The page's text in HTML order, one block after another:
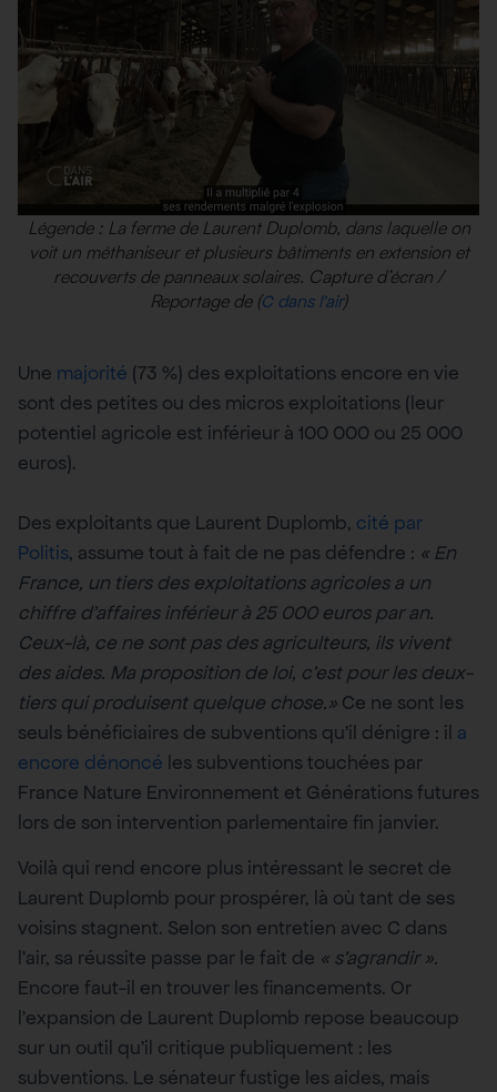
Légende : La ferme de Laurent Duplomb, dans laquelle on
voit un méthaniseur et plusieurs bâtiments en extension et
recouverts de panneaux solaires. Capture d’écran /
Reportage de (C dans l’air)
Une majorité (73 %) des exploitations encore en vie
sont des petites ou des micros exploitations (leur
potentiel agricole est inférieur à 100 000 ou 25 000
euros).
Des exploitants que Laurent Duplomb, cité par
Politis, assume tout à fait de ne pas défendre : « En
France, un tiers des exploitations agricoles a un
chiffre d’affaires inférieur à 25 000 euros par an.
Ceux-là, ce ne sont pas des agriculteurs, ils vivent
des aides. Ma proposition de loi, c’est pour les deux-
tiers qui produisent quelque chose.» Ce ne sont les
seuls bénéficiaires de subventions qu’il dénigre : il a
encore dénoncé les subventions touchées par
France Nature Environnement et Générations futures
lors de son intervention parlementaire fin janvier.
Voilà qui rend encore plus intéressant le secret de
Laurent Duplomb pour prospérer, là où tant de ses
voisins stagnent. Selon son entretien avec C dans
l’air, sa réussite passe par le fait de « s’agrandir ».
Encore faut-il en trouver les financements. Or
l’expansion de Laurent Duplomb repose beaucoup
sur un outil qu’il critique publiquement : les
subventions. Le sénateur fustige les aides, mais